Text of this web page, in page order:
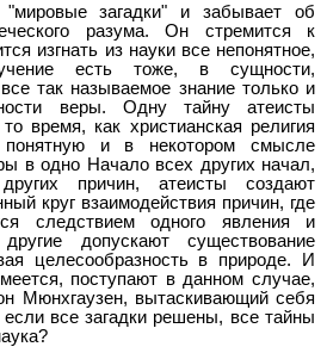
загадки" и забывает об
разума. Он стремится к
изгнать из науки все непонятное,
есть тоже, в сущности,
так называемое знание только и
веры. Одну тайну атеисты
время, как христианская религия
понятную и в некотором смысле
в одно Начало всех других начал,
причин, атеисты создают
круг взаимодействия причин, где
следствием одного явления и
допускают существование
целесообразность в природе. И
поступают в данном случае,
Мюнхгаузен, вытаскивающий себя
все загадки решены, все тайны